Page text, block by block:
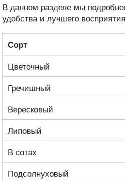
В данном разделе мы
удобства и лучшего
Сорт
Цветочный
Гречишный
Вересковый
Липовый
В сотах
Подсолнуховый